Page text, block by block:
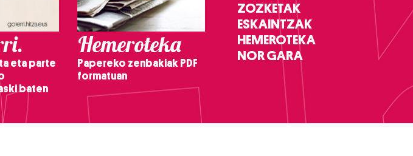
eta parte
baten
Hemeroteka
Papereko zenbakiak PDF
formatuan
ZOZKETAK
ESKAINTZAK
HEMEROTEKA
NOR GARA